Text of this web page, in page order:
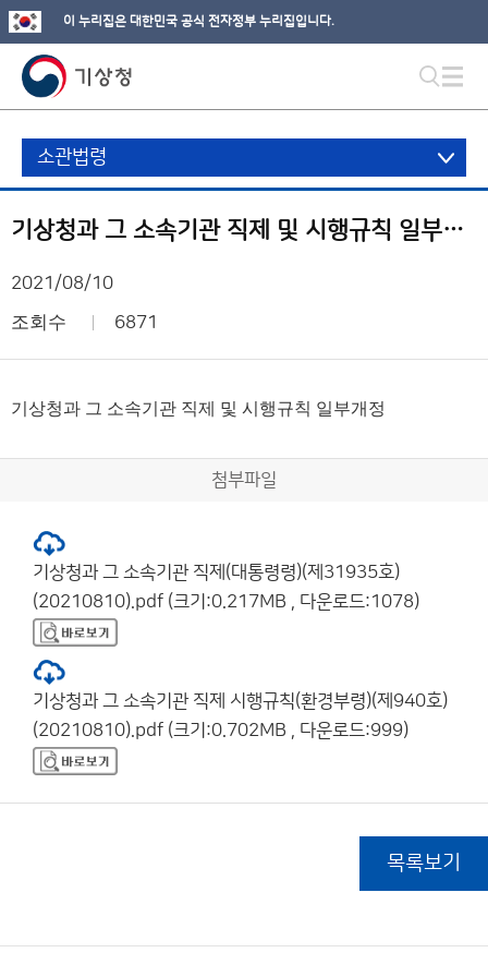
이 누리집은 대한민국 공식 전자정부 누리집입니다.
소관법령
기상청과 그 소속기관 직제 및 시행규칙 일부개정
2021/08/10
조회수 6871
기상청과 그 소속기관 직제 및 시행규칙 일부개정
첨부파일
기상청과 그 소속기관 직제(대통령령)(제31935호)
(20210810).pdf (크기:0.217MB , 다운로드:1078)
기상청과 그 소속기관 직제 시행규칙(환경부령)(제940호)
(20210810).pdf (크기:0.702MB , 다운로드:999)
목록보기